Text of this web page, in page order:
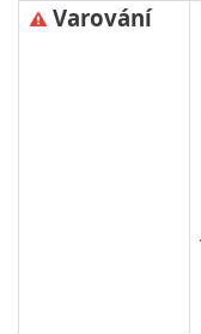
Varování